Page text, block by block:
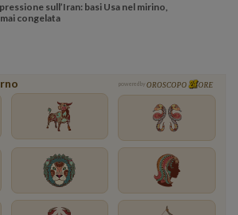
sull’Iran: basi Usa nel mirino,
congelata
powered by OROSCOPO ORE